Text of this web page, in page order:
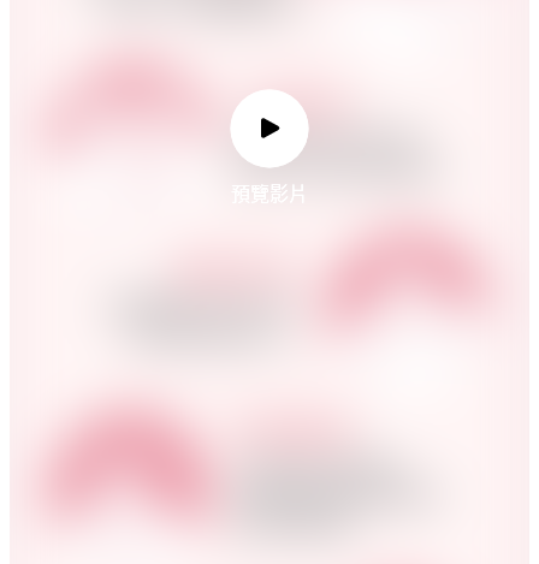
預覽影片
預覽影片